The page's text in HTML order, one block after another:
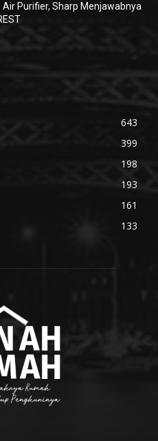
Air Purifier, Sharp Menjawabnya
643
399
198
193
161
133